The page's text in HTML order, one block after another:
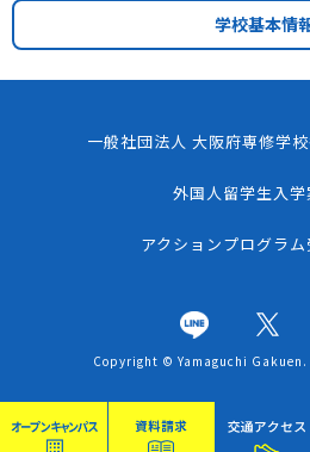
学校基本情
一般社団法人 大阪府専修学
外国人留学生入学
アクションプログラ
Copyright © Yamaguchi Gakuen.